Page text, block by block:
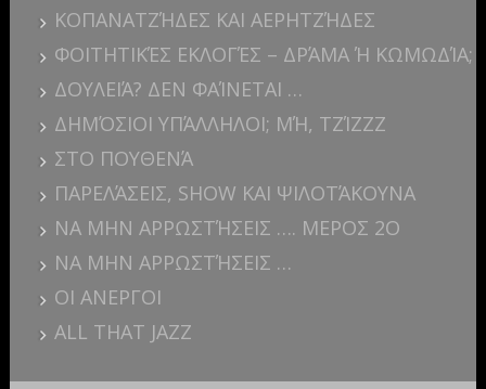
ΚΟΠΑΝΑΤΖΉΔΕΣ ΚΑΙ ΑΕΡΗΤΖΉΔΕΣ
ΦΟΙΤΗΤΙΚΈΣ ΕΚΛΟΓΈΣ – ΔΡΆΜΑ Ή ΚΩΜΩΔΊΑ;
ΔΟΥΛΕΙΆ? ΔΕΝ ΦΑΊΝΕΤΑΙ …
ΔΗΜΌΣΙΟΙ ΥΠΆΛΛΗΛΟΙ; ΜΉ, ΤΖΊΖΖΖ
ΣΤΟ ΠΟΥΘΕΝΆ
ΠΑΡΕΛΆΣΕΙΣ, SHOW ΚΑΙ ΨΙΛΟΤΆΚΟΥΝΑ
ΝΑ ΜΗΝ ΑΡΡΩΣΤΉΣΕΙΣ …. ΜΕΡΟΣ 2Ο
ΝΑ ΜΗΝ ΑΡΡΩΣΤΉΣΕΙΣ …
ΟΙ ΑΝΕΡΓΟΙ
ALL THAT JAZZ